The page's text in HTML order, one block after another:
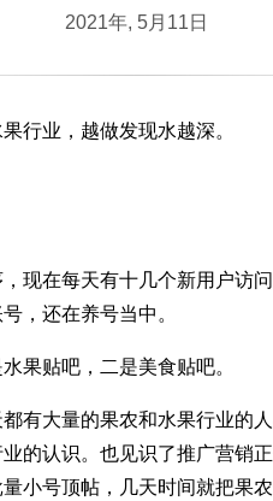
2021年, 5月11日
行业，越做发现水越深。
现在每天有十几个新用户访
，还在养号当中。
果贴吧，二是美食贴吧。
有大量的果农和水果行业的
的认识。也见识了推广营销
小号顶帖，几天时间就把果农